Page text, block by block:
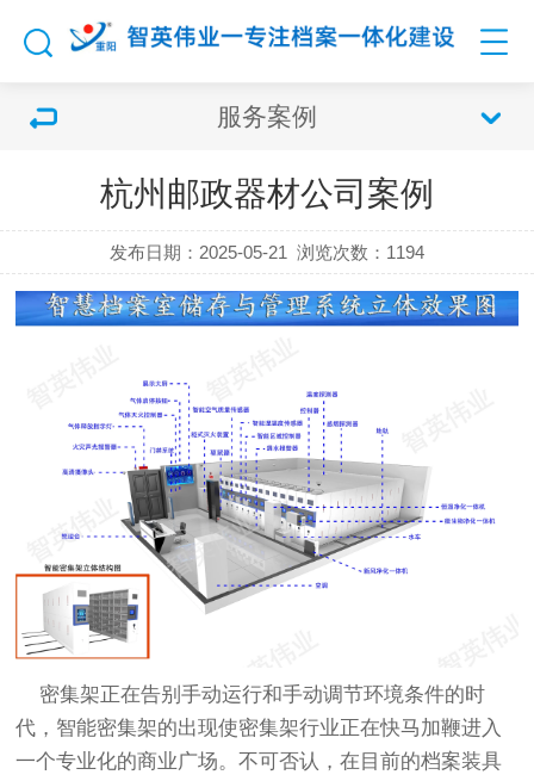
服务案例
杭州邮政器材公司案例
发布日期：2025-05-21 浏览次数： 1194
密集架正在告别手动运行和手动调节环境条件的时
代，智能密集架的出现使密集架行业正在快马加鞭进入
一个专业化的商业广场。不可否认，在目前的档案装具